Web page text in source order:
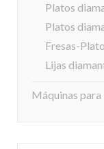
Platos
Platos
Fresas-
Lijas
Máquinas